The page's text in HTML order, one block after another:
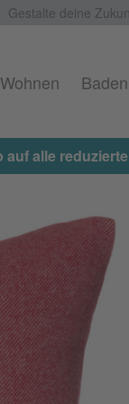
Gestalte deine
Wohnen Baden